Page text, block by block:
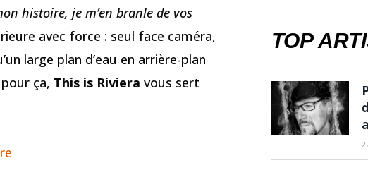
histoire, je m’en branle de vos
avec force : seul face caméra,
large plan d’eau en arrière-plan
ça, This is Riviera vous sert
TOP